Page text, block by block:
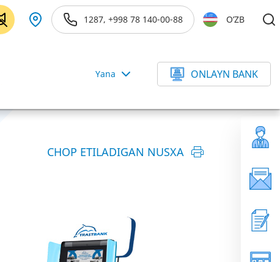
1287, +998 78 140-00-88 O’ZB
Yana ONLAYN BANK
CHOP ETILADIGAN NUSXA